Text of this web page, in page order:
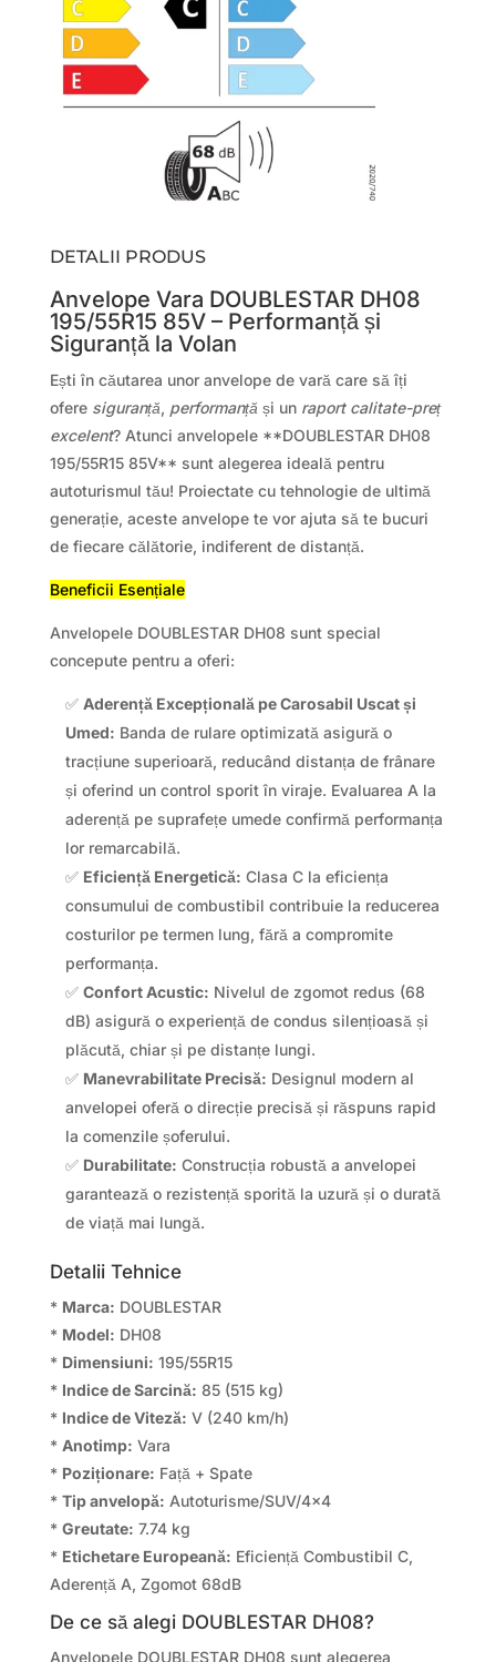
DETALII PRODUS
Anvelope Vara DOUBLESTAR DH08
195/55R15 85V – Performanță și
Siguranță la Volan
Ești în căutarea unor anvelope de vară care să îți
ofere siguranță, performanță și un raport calitate-preț
excelent? Atunci anvelopele **DOUBLESTAR DH08
195/55R15 85V** sunt alegerea ideală pentru
autoturismul tău! Proiectate cu tehnologie de ultimă
generație, aceste anvelope te vor ajuta să te bucuri
de fiecare călătorie, indiferent de distanță.
Beneficii Esențiale
Anvelopele DOUBLESTAR DH08 sunt special
concepute pentru a oferi:
✅ Aderență Excepțională pe Carosabil Uscat și
Umed: Banda de rulare optimizată asigură o
tracțiune superioară, reducând distanța de frânare
și oferind un control sporit în viraje. Evaluarea A la
aderență pe suprafețe umede confirmă performanța
lor remarcabilă.
✅ Eficiență Energetică: Clasa C la eficiența
consumului de combustibil contribuie la reducerea
costurilor pe termen lung, fără a compromite
performanța.
✅ Confort Acustic: Nivelul de zgomot redus (68
dB) asigură o experiență de condus silențioasă și
plăcută, chiar și pe distanțe lungi.
✅ Manevrabilitate Precisă: Designul modern al
anvelopei oferă o direcție precisă și răspuns rapid
la comenzile șoferului.
✅ Durabilitate: Construcția robustă a anvelopei
garantează o rezistență sporită la uzură și o durată
de viață mai lungă.
Detalii Tehnice
* Marca: DOUBLESTAR
* Model: DH08
* Dimensiuni: 195/55R15
* Indice de Sarcină: 85 (515 kg)
* Indice de Viteză: V (240 km/h)
* Anotimp: Vara
* Poziționare: Față + Spate
* Tip anvelopă: Autoturisme/SUV/4×4
* Greutate: 7.74 kg
* Etichetare Europeană: Eficiență Combustibil C,
Aderență A, Zgomot 68dB
De ce să alegi DOUBLESTAR DH08?
Anvelopele DOUBLESTAR DH08 sunt alegerea